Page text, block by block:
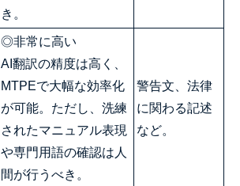
き。
◎非常に高い
AI翻訳の精度は高く、
MTPEで大幅な効率化
が可能。ただし、洗練
されたマニュアル表現
や専門用語の確認は人
間が行うべき。
警告文、法律
に関わる記述
など。